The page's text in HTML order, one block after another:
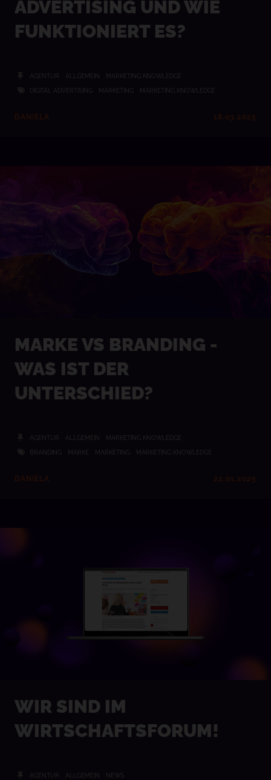
ADVERTISING UND WIE
FUNKTIONIERT ES?
AGENTUR ALLGEMEIN MARKETING KNOWLEDGE
DIGITAL ADVERTISING MARKETING MARKETING KNOWLEDGE
DANIELA 18.03.2025
MARKE VS BRANDING -
WAS IST DER
UNTERSCHIED?
AGENTUR ALLGEMEIN MARKETING KNOWLEDGE
BRANDING MARKE MARKETING MARKETING KNOWLEDGE
DANIELA 22.01.2025
WIR SIND IM
WIRTSCHAFTSFORUM!
AGENTUR ALLGEMEIN NEWS